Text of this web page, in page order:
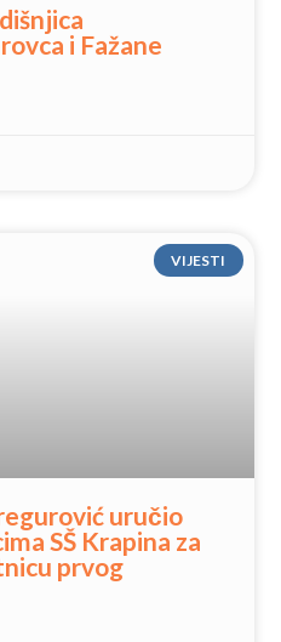
i Fažane
VIJESTI
uručio
SŠ Krapina za
prvog